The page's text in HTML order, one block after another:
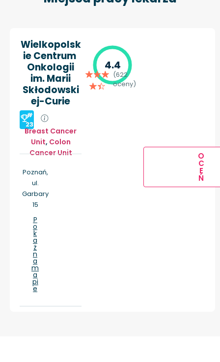
Wielkopolsk
ie Centrum
Onkologii
im. Marii
Skłodowski
ej-Curie
#
23
Breast Cancer
Unit, Colon
Cancer Unit
Poznań,
ul.
Garbary
15
P
o
k
a
ż
n
a
m
a
pi
e
4.4
(622
oceny)
O
C
E
Ń